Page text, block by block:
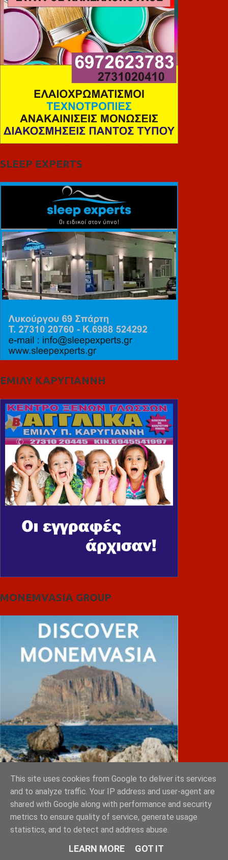
SLEEP EXPERTS
ΕΜΙΛΥ ΚΑΡΥΓΙΑΝΝΗ
MONEMVASIA GROUP
IATRIKOS.gr
50ο Διεθνές Συνέδριο Ηλεκτροκαρδιολογίας
This site uses cookies from Google to deliver its services
and to analyze traffic. Your IP address and user-agent are
shared with Google along with performance and security
metrics to ensure quality of service, generate usage
statistics, and to detect and address abuse.
LEARN MORE GOT IT